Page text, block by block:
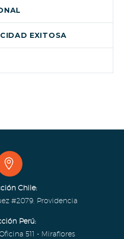
EXITOSA


Chile:
#2079, Providencia
Perú:
511 - Miraflores